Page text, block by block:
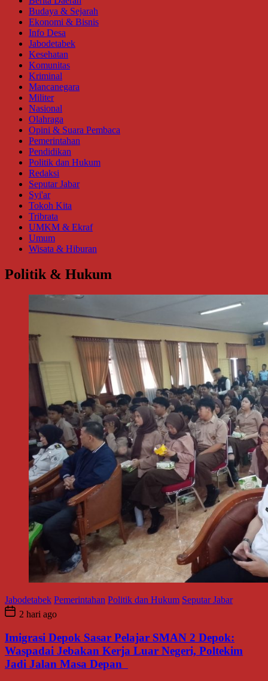
Budaya & Sejarah
Ekonomi & Bisnis
Info Desa
Jabodetabek
Kesehatan
Komunitas
Kriminal
Mancanegara
Militer
Nasional
Olahraga
Opini & Suara Pembaca
Pemerintahan
Pendidikan
Politik dan Hukum
Redaksi
Seputar Jabar
Syi'ar
Tokoh Kita
Tribrata
UMKM & Ekraf
Umum
Wisata & Hiburan
Politik & Hukum
Jabodetabek Pemerintahan Politik dan Hukum Seputar Jabar
2 hari ago
Imigrasi Depok Sasar Pelajar SMAN 2 Depok:
Waspadai Jebakan Kerja Luar Negeri, Poltekim
Jadi Jalan Masa Depan